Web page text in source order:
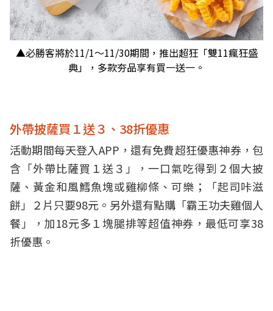
▲必勝客將於11/1～11/30期間，推出超狂「雙11瘋狂盛
典」，多款夯品享有買一送一。
外帶披薩買１送３、38折優惠
活動期間每天登入APP，還有免費超狂優惠神券，包
含「外帶比薩買１送３」，一口氣吃得到２個大披
薩、黃金和風鱈魚塊或雞柳條、可樂；「起司咔滋
餅」２片只要98元。另外還有點購「霸王功夫雞個人
餐」，加18元多１塊腿排等超值神券，最低可享38
折優惠。